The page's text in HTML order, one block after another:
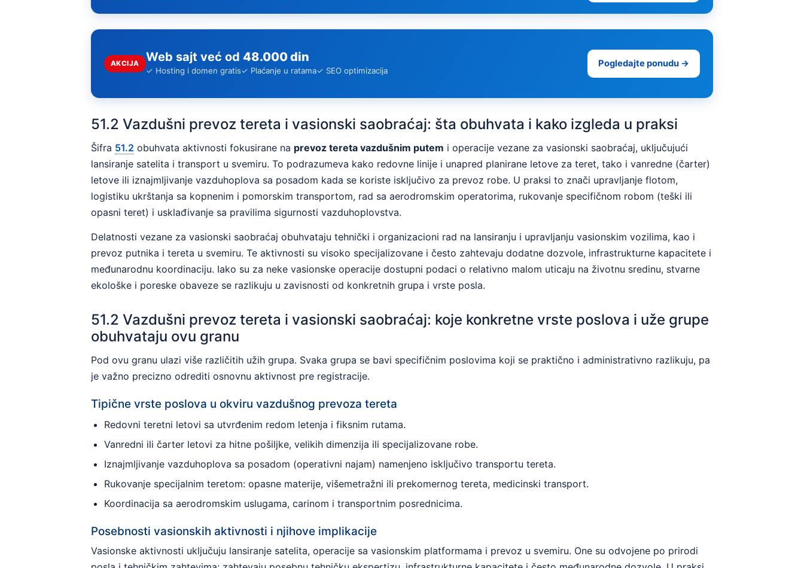
AKCIJA Web sajt već od 48.000 din
✓ Hosting i domen gratis✓ Plaćanje u ratama✓ SEO optimizacija
Pogledajte ponudu →
51.2 Vazdušni prevoz tereta i vasionski saobraćaj: šta obuhvata i kako izgleda u praksi
Šifra 51.2 obuhvata aktivnosti fokusirane na prevoz tereta vazdušnim putem i operacije vezane za vasionski saobraćaj, uključujući
lansiranje satelita i transport u svemiru. To podrazumeva kako redovne linije i unapred planirane letove za teret, tako i vanredne (čarter)
letove ili iznajmljivanje vazduhoplova sa posadom kada se koriste isključivo za prevoz robe. U praksi to znači upravljanje flotom,
logistiku ukrštanja sa kopnenim i pomorskim transportom, rad sa aerodromskim operatorima, rukovanje specifičnom robom (teški ili
opasni teret) i usklađivanje sa pravilima sigurnosti vazduhoplovstva.
Delatnosti vezane za vasionski saobraćaj obuhvataju tehnički i organizacioni rad na lansiranju i upravljanju vasionskim vozilima, kao i
prevoz putnika i tereta u svemiru. Te aktivnosti su visoko specijalizovane i često zahtevaju dodatne dozvole, infrastrukturne kapacitete i
međunarodnu koordinaciju. Iako su za neke vasionske operacije dostupni podaci o relativno malom uticaju na životnu sredinu, stvarne
ekološke i poreske obaveze se razlikuju u zavisnosti od konkretnih grupa i vrste posla.
51.2 Vazdušni prevoz tereta i vasionski saobraćaj: koje konkretne vrste poslova i uže grupe
obuhvataju ovu granu
Pod ovu granu ulazi više različitih užih grupa. Svaka grupa se bavi specifičnim poslovima koji se praktično i administrativno razlikuju, pa
je važno precizno odrediti osnovnu aktivnost pre registracije.
Tipične vrste poslova u okviru vazdušnog prevoza tereta
Redovni teretni letovi sa utvrđenim redom letenja i fiksnim rutama.
Vanredni ili čarter letovi za hitne pošiljke, velikih dimenzija ili specijalizovane robe.
Iznajmljivanje vazduhoplova sa posadom (operativni najam) namenjeno isključivo transportu tereta.
Rukovanje specijalnim teretom: opasne materije, višemetražni ili prekomernog tereta, medicinski transport.
Koordinacija sa aerodromskim uslugama, carinom i transportnim posrednicima.
Posebnosti vasionskih aktivnosti i njihove implikacije
Vasionske aktivnosti uključuju lansiranje satelita, operacije sa vasionskim platformama i prevoz u svemiru. One su odvojene po prirodi